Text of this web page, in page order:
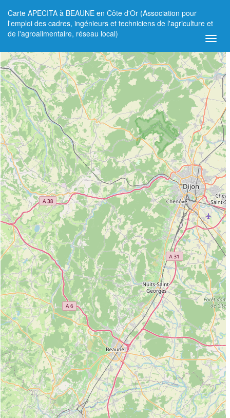
Carte APECITA à BEAUNE en Côte d'Or (Association pour
l'emploi des cadres, ingénieurs et techniciens de l'agriculture et
de l'agroalimentaire, réseau local)
+
−